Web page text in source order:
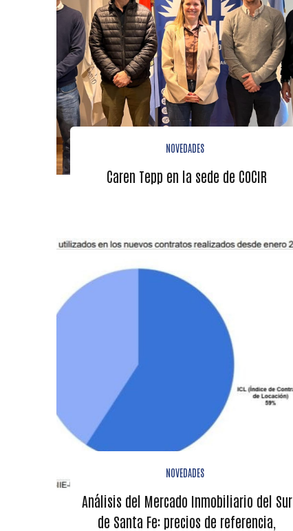
NOVEDADES
Caren Tepp en la sede de COCIR
NOVEDADES
Análisis del Mercado Inmobiliario del Sur
de Santa Fe: precios de referencia,